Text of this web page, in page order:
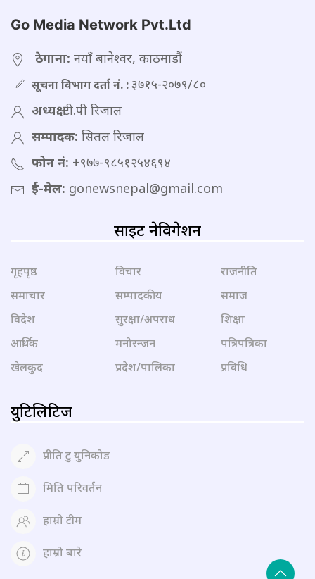
Go Media Network Pvt.Ltd
ठेगाना: नयाँ बानेश्वर, काठमाडौं
सूचना विभाग दर्ता नं. :३७१५-२०७९/८०
अध्यक्ष:टी.पी रिजाल
सम्पादक: सितल रिजाल
फोन नं: +९७७-९८५१२५४६९४
ई-मेल: gonewsnepal@gmail.com
साइट नेविगेशन
गृहपृष्ठ
समाचार
विदेश
आर्थिक
खेलकुद
विचार
सम्पादकीय
सुरक्षा/अपराध
मनोरन्जन
प्रदेश/पालिका
राजनीति
समाज
शिक्षा
पत्रिपत्रिका
प्रविधि
युटिलिटिज
प्रीति टु युनिकोड
मिति परिवर्तन
हाम्रो टीम
हाम्रो बारे